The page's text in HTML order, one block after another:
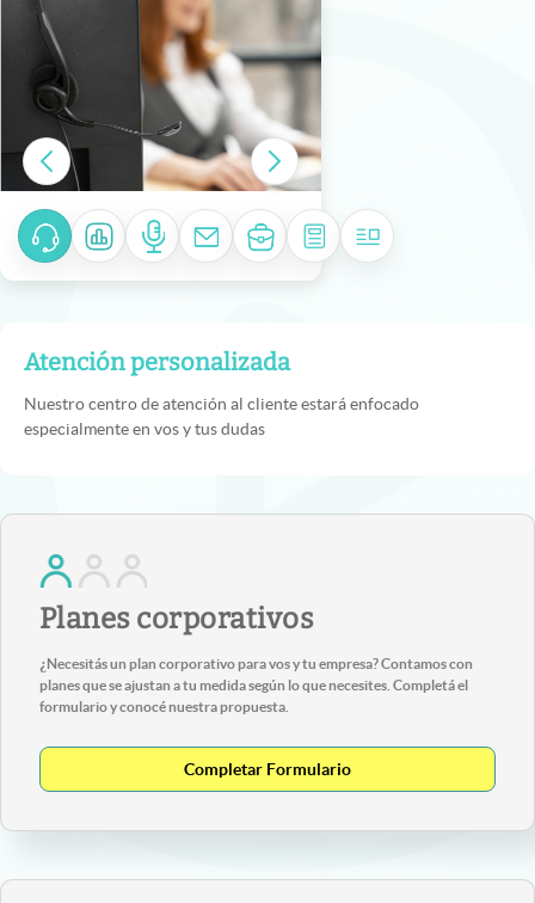
Atención personalizada
Nuestro centro de atención al cliente estará enfocado
especialmente en vos y tus dudas
Planes corporativos
¿Necesitás un plan corporativo para vos y tu empresa? Contamos con
planes que se ajustan a tu medida según lo que necesites. Completá el
formulario y conocé nuestra propuesta.
Completar Formulario